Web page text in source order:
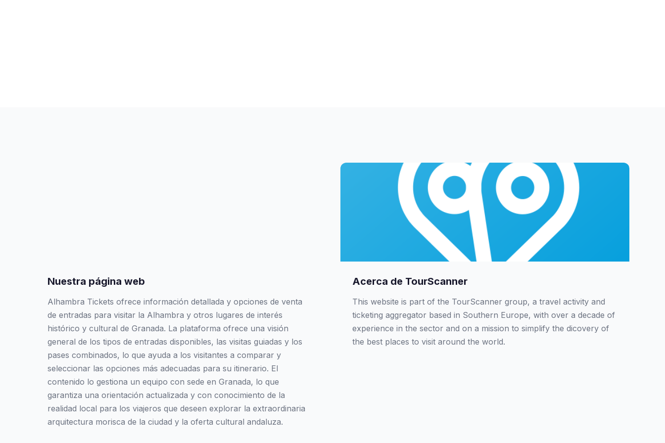
Nuestra página web
Alhambra Tickets ofrece información detallada y opciones de venta
de entradas para visitar la Alhambra y otros lugares de interés
histórico y cultural de Granada. La plataforma ofrece una visión
general de los tipos de entradas disponibles, las visitas guiadas y los
pases combinados, lo que ayuda a los visitantes a comparar y
seleccionar las opciones más adecuadas para su itinerario. El
contenido lo gestiona un equipo con sede en Granada, lo que
garantiza una orientación actualizada y con conocimiento de la
realidad local para los viajeros que deseen explorar la extraordinaria
arquitectura morisca de la ciudad y la oferta cultural andaluza.
Acerca de TourScanner
This website is part of the TourScanner group, a travel activity and
ticketing aggregator based in Southern Europe, with over a decade of
experience in the sector and on a mission to simplify the dicovery of
the best places to visit around the world.